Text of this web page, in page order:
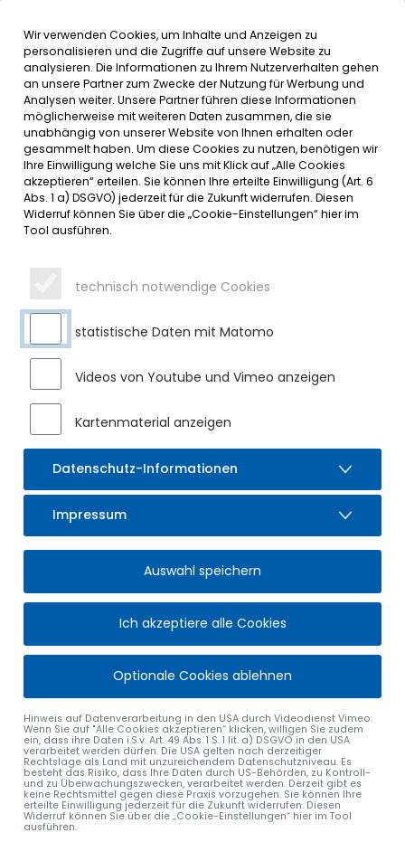
Inhalt der Seite anspringen
Informationen undMENÜ
SERVICE
LANDKREIS OBERALLGÄU:
ÜBERNAHME DER
WEITERFÜHRENDEN SCHULEN
NIMMT ENTSCHEIDENDE HÜRDE
Die notariellen Verträge zwischen Kreis und Gemeinden sind
unterschrieben. Das Vorhaben, den Übergang bis zum
Januar 2024 abzuschließen, liegt voll im Zeitplan.
Am vergangenen Donnerstag haben die Verantwortlichen
des Oberallgäuer Landratsamtes gemeinsam mit den
Städten Sonthofen und Immenstadt sowie der
Marktgemeinde Oberstdorf die letzten notariellen Verträge
zur Übernahme der sechs weiterführenden Schulen und der
Fachoberschule durch den Landkreis Oberallgäu
unterzeichnet. Konkret handelt es sich um die Gymnasien in
Immenstadt, Sonthofen und Oberstdorf, die Realschulen in
Immenstadt und Sonthofen sowie die Fachoberschule in
Sonthofen.
Die Oberallgäuer Landrätin, Indra Baier-Müller, bezeichnet
die abgeschlossenen Übernahmeverträge mit den
Gemeinden als wichtigen Schritt für die Weiterentwicklung
der Bildungsregion Oberallgäu. Sie zeigt sich zuversichtlich,
dass der Zeitplan zur endgültigen Übernahme der
weiterführenden Schulen zum Januar 2024 eingehalten
werden kann. Das sei nicht zuletzt, so die Landrätin weiter,
der guten Zusammenarbeit zwischen den kommunalen
Verwaltungen und dem Landratsamt zu verdanken: „Danke,
dass wir dieses so wichtige Thema konstruktiv bearbeiten
konnten und die Bildungslandschaft im Oberallgäu nun
Schritt für Schritt zukunftssicher ausgestalten können“,
richtet Baier-Müller deshalb ihr Wort an die Kommunen und
die Landkreisverwaltung.
Wir verwenden Cookies, um Inhalte und Anzeigen zu
personalisieren und die Zugriffe auf unsere Website zu
analysieren. Die Informationen zu Ihrem Nutzerverhalten gehen
an unsere Partner zum Zwecke der Nutzung für Werbung und
Analysen weiter. Unsere Partner führen diese Informationen
möglicherweise mit weiteren Daten zusammen, die sie
unabhängig von unserer Website von Ihnen erhalten oder
gesammelt haben. Um diese Cookies zu nutzen, benötigen wir
Ihre Einwilligung welche Sie uns mit Klick auf „Alle Cookies
akzeptieren“ erteilen. Sie können Ihre erteilte Einwilligung (Art. 6
Abs. 1 a) DSGVO) jederzeit für die Zukunft widerrufen. Diesen
Widerruf können Sie über die „Cookie-Einstellungen“ hier im
Tool ausführen.
technisch notwendige Cookies
statistische Daten mit Matomo
Videos von Youtube und Vimeo anzeigen
Kartenmaterial anzeigen
Datenschutz-Informationen
Impressum
Auswahl speichern
Ich akzeptiere alle Cookies
Optionale Cookies ablehnen
Hinweis auf Datenverarbeitung in den USA durch Videodienst Vimeo:
Wenn Sie auf "Alle Cookies akzeptieren“ klicken, willigen Sie zudem
ein, dass ihre Daten i.S.v. Art. 49 Abs. 1 S. 1 lit. a) DSGVO in den USA
verarbeitet werden dürfen. Die USA gelten nach derzeitiger
Rechtslage als Land mit unzureichendem Datenschutzniveau. Es
besteht das Risiko, dass Ihre Daten durch US-Behörden, zu Kontroll-
und zu Überwachungszwecken, verarbeitet werden. Derzeit gibt es
keine Rechtsmittel gegen diese Praxis vorzugehen. Sie können Ihre
erteilte Einwilligung jederzeit für die Zukunft widerrufen. Diesen
Widerruf können Sie über die „Cookie-Einstellungen“ hier im Tool
ausführen.